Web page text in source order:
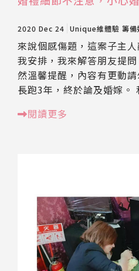
2020 Dec 24 Unique維體驗 籌備
來說個感傷題，這案子主
我安排，我來解答朋友提
然溫馨提醒，內容有更動
長跑3年，終於論及婚嫁。
閱讀更多